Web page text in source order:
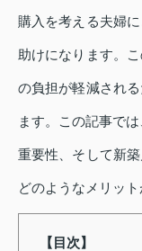
購入を考える夫婦
助けになります。
の負担が軽減され
ます。この記事で
重要性、そして新
どのようなメリッ
【目次】